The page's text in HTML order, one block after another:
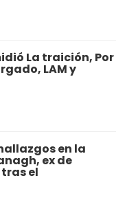
La traición, Por
LAM y
en la
ex de
el